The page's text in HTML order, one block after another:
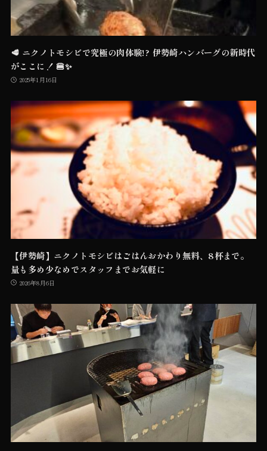
🥩 ニクノトモシビで究極の肉体験!? 伊勢崎ハンバーグの新時代
がここに！ 🍔✨
2025年1月16日
【伊勢崎】ニクノトモシビはごはんおかわり無料、8杯まで。
量も多め少なめでスタッフまでお気軽に
2026年8月6日